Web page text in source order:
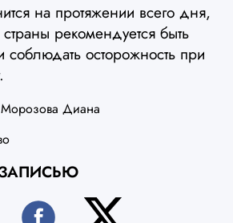
на протяжении всего дня,
рекомендуется быть
осторожность при
Морозова Диана